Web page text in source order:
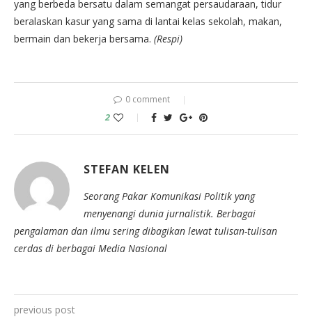
yang berbeda bersatu dalam semangat persaudaraan, tidur
beralaskan kasur yang sama di lantai kelas sekolah, makan,
bermain dan bekerja bersama. (Respi)
0 comment
2
STEFAN KELEN
Seorang Pakar Komunikasi Politik yang
menyenangi dunia jurnalistik. Berbagai
pengalaman dan ilmu sering dibagikan lewat tulisan-tulisan
cerdas di berbagai Media Nasional
previous post